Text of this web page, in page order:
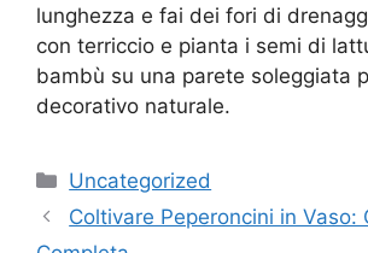
lunghezza e fai dei fori di
con terriccio e pianta i semi di
bambù su una parete soleggiata
decorativo naturale.
Categories
Uncategorized
Coltivare Peperoncini in Vaso: